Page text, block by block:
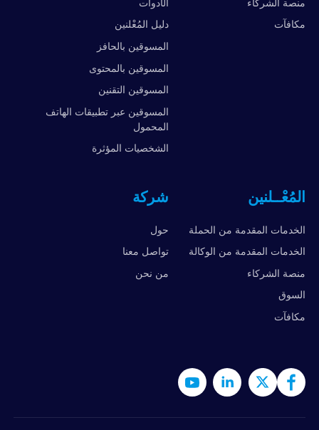
مكافآت
دليل المُعْلنين
المسوقين بالحافز
المسوقين بالمحتوى
المسوقين التقنين
المسوقين عبر تطبيقات الهاتف
المحمول
الشخصيات المؤثرة
المُعْــلنين
الخدمات المقدمة من الحملة
الخدمات المقدمة من الوكالة
منصة الشركاء
السوق
مكافآت
شركة
حول
تواصل معنا
من نحن